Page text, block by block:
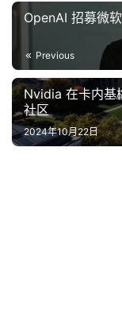
OpenAI 招募微
Previous
Nvidia 在卡内基
社区
2024年10月22日